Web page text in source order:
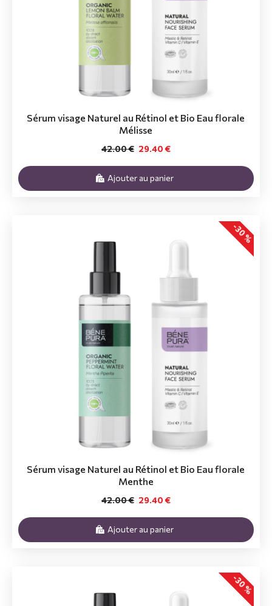
Sérum visage Naturel au Rétinol et Bio Eau florale
Mélisse
29.40 €
42.00 €
Ajouter au panier
-30 %
Sérum visage Naturel au Rétinol et Bio Eau florale
Menthe
29.40 €
42.00 €
Ajouter au panier
-30 %